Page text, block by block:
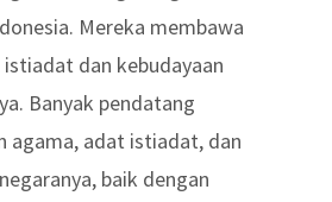
Mereka membawa
dan kebudayaan
Banyak pendatang
agama, adat istiadat, dan
baik dengan